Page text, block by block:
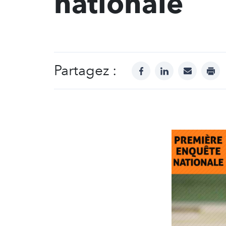
Partagez : facebooklinkedinmail